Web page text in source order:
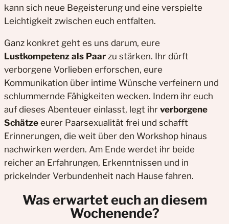
kann sich neue Begeisterung und eine verspielte
Leichtigkeit zwischen euch entfalten.
Ganz konkret geht es uns darum, eure
Lustkompetenz als Paar zu stärken. Ihr dürft
verborgene Vorlieben erforschen, eure
Kommunikation über intime Wünsche verfeinern und
schlummernde Fähigkeiten wecken. Indem ihr euch
auf dieses Abenteuer einlasst, legt ihr verborgene
Schätze eurer Paarsexualität frei und schafft
Erinnerungen, die weit über den Workshop hinaus
nachwirken werden. Am Ende werdet ihr beide
reicher an Erfahrungen, Erkenntnissen und in
prickelnder Verbundenheit nach Hause fahren.
Was erwartet euch an diesem
Wochenende?